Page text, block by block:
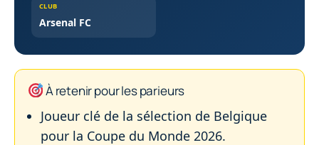
CLUB
Arsenal FC
À retenir pour les parieurs
Joueur clé de la sélection de Belgique
pour la Coupe du Monde 2026.